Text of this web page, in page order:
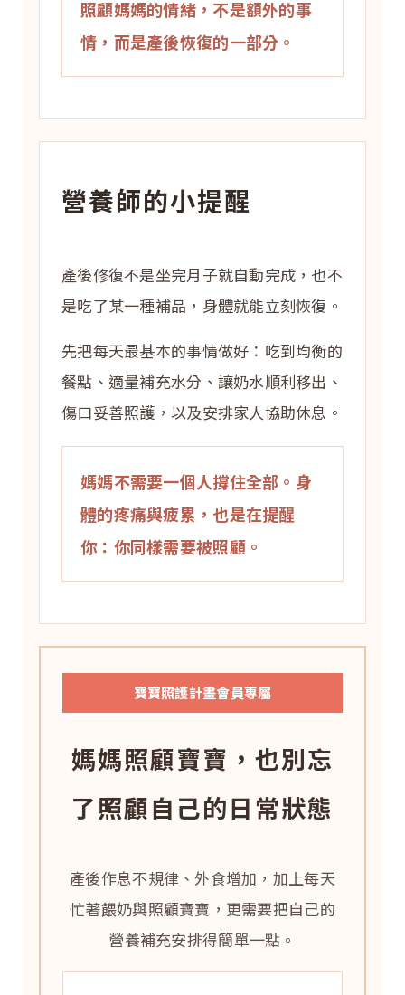
照顧媽媽的情緒，不是額外的事
情，而是產後恢復的一部分。
營養師的小提醒
產後修復不是坐完月子就自動完成，也不
是吃了某一種補品，身體就能立刻恢復。
先把每天最基本的事情做好：吃到均衡的
餐點、適量補充水分、讓奶水順利移出、
傷口妥善照護，以及安排家人協助休息。
媽媽不需要一個人撐住全部。身
體的疼痛與疲累，也是在提醒
你：你同樣需要被照顧。
寶寶照護計畫會員專屬
媽媽照顧寶寶，也別忘
了照顧自己的日常狀態
產後作息不規律、外食增加，加上每天
忙著餵奶與照顧寶寶，更需要把自己的
營養補充安排得簡單一點。